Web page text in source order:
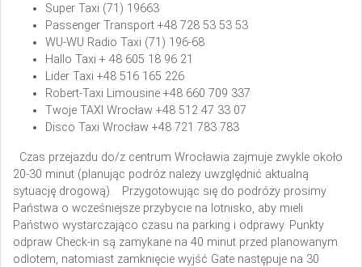
Super Taxi (71) 19663
Passenger Transport +48 728 53 53 53
WU-WU Radio Taxi (71) 196-68
Hallo Taxi + 48 605 18 96 21
Lider Taxi +48 516 165 226
Robert-Taxi Limousine +48 660 709 337
Twoje TAXI Wrocław +48 512 47 33 07
Disco Taxi Wrocław +48 721 783 783
Czas przejazdu do/z centrum Wrocławia zajmuje zwykle około
20-30 minut (planując podróż należy uwzględnić aktualną
sytuację drogową).
Przygotowując się do podróży prosimy
Państwa o wcześniejsze przybycie na lotnisko, aby mieli
Państwo wystarczająco czasu na parking i odprawy. Punkty
odpraw Check-in są zamykane na 40 minut przed planowanym
odlotem, natomiast zamknięcie wyjść Gate następuje na 30